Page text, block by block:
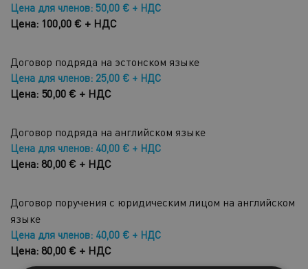
Цена для членов: 50,00 € + НДС
Цена: 100,00 € + НДС
Договор подряда на эстонском языке
Цена для членов: 25,00 € + НДС
Цена: 50,00 € + НДС
Договор подряда на английском языке
Цена для членов: 40,00 € + НДС
Цена: 80,00 € + НДС
Договор поручения с юридическим лицом на английском
языке
Цена для членов: 40,00 € + НДС
Цена: 80,00 € + НДС